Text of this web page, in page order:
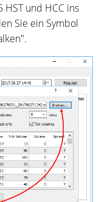
und HCC ins
Sie ein Symbol